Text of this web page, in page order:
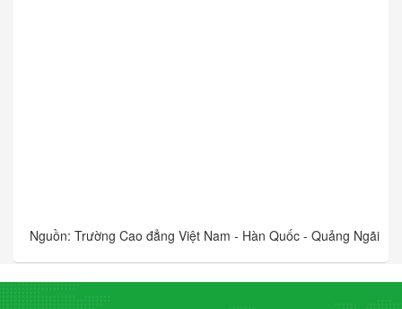
Nguồn: Trường Cao đẳng Việt Nam - Hàn Quốc - Quảng Ngãi